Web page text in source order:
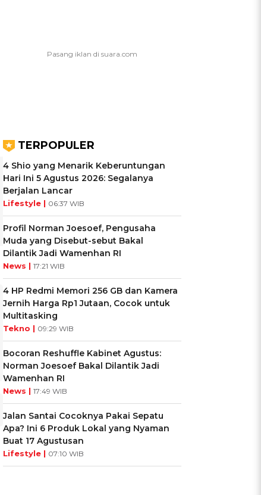
TERPOPULER
4 Shio yang Menarik Keberuntungan
Hari Ini 5 Agustus 2026: Segalanya
Berjalan Lancar
Lifestyle | 06:37 WIB
Profil Norman Joesoef, Pengusaha
Muda yang Disebut-sebut Bakal
Dilantik Jadi Wamenhan RI
News | 17:21 WIB
4 HP Redmi Memori 256 GB dan Kamera
Jernih Harga Rp1 Jutaan, Cocok untuk
Multitasking
Tekno | 09:29 WIB
Bocoran Reshuffle Kabinet Agustus:
Norman Joesoef Bakal Dilantik Jadi
Wamenhan RI
News | 17:49 WIB
Jalan Santai Cocoknya Pakai Sepatu
Apa? Ini 6 Produk Lokal yang Nyaman
Buat 17 Agustusan
Lifestyle | 07:10 WIB